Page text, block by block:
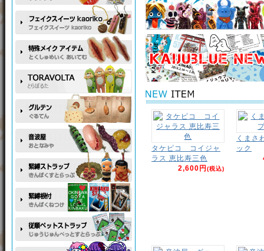
タケピコ コイジャ
ラス 恵比寿三色
2,600円(税込)
くまさ
ック